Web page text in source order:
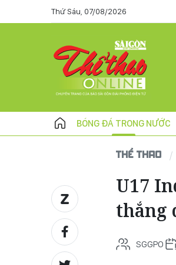
Thứ Sáu, 07/08/2026
BÓNG ĐÁ TRONG NƯỚC
THỂ THAO
U17
thắng
SGGPO